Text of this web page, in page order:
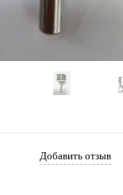
Добавить отзыв